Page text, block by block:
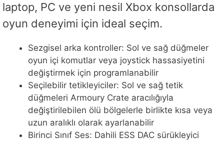
laptop, PC ve yeni nesil Xbox konsollarda
oyun deneyimi için ideal seçim.
Sezgisel arka kontroller: Sol ve sağ düğmeler
oyun içi komutlar veya joystick hassasiyetini
değiştirmek için programlanabilir
Seçilebilir tetikleyiciler: Sol ve sağ tetik
düğmeleri Armoury Crate aracılığıyla
değiştirilebilen ölü bölgelerle birlikte kısa veya
uzun aralıklı olarak ayarlanabilir
Birinci Sınıf Ses: Dahili ESS DAC sürükleyici